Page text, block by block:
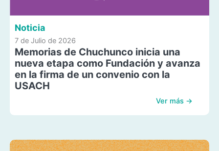
Noticia
7 de Julio de 2026
Memorias de Chuchunco inicia una
nueva etapa como Fundación y avanza
en la firma de un convenio con la
USACH
Ver más →